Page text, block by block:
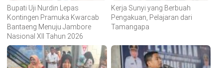
Bupati Uji Nurdin Lepas
Kontingen Pramuka Kwarcab
Bantaeng Menuju Jambore
Nasional XII Tahun 2026
Kerja Sunyi yang Berbuah
Pengakuan, Pelajaran dari
Tamangapa